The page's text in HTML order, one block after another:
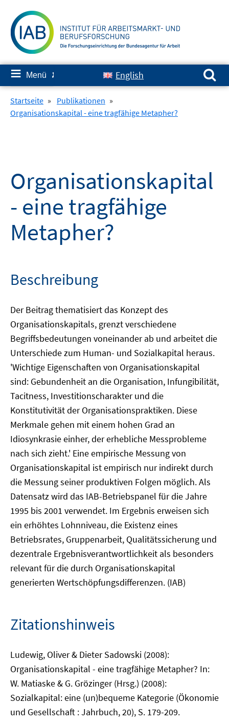
zum
Inhalt
≡ Menü ✘ English
Suchen nach:
Startseite » Publikationen »
Organisationskapital - eine tragfähige Metapher?
Organisationskapital
- eine tragfähige
Metapher?
Beschreibung
Der Beitrag thematisiert das Konzept des
Organisationskapitals, grenzt verschiedene
Begriffsbedeutungen voneinander ab und arbeitet die
Unterschiede zum Human- und Sozialkapital heraus.
'Wichtige Eigenschaften von Organisationskapital
sind: Gebundenheit an die Organisation, Infungibilität,
Tacitness, Investitionscharakter und die
Konstitutivität der Organisationspraktiken. Diese
Merkmale gehen mit einem hohen Grad an
Idiosynkrasie einher, der erhebliche Messprobleme
nach sich zieht.' Eine empirische Messung von
Organisationskapital ist empirisch nur indirekt durch
die Messung seiner produktiven Folgen möglich. Als
Datensatz wird das IAB-Betriebspanel für die Jahre
1995 bis 2001 verwendet. Im Ergebnis erweisen sich
ein erhöhtes Lohnniveau, die Existenz eines
Betriebsrates, Gruppenarbeit, Qualitätssicherung und
dezentrale Ergebnisverantwortlichkeit als besonders
relevant für die durch Organisationskapital
generierten Wertschöpfungsdifferenzen. (IAB)
Zitationshinweis
Ludewig, Oliver & Dieter Sadowski (2008):
Organisationskapital - eine tragfähige Metapher? In:
W. Matiaske & G. Grözinger (Hrsg.) (2008):
Sozialkapital: eine (un)bequeme Kategorie (Ökonomie
und Gesellschaft : Jahrbuch, 20), S. 179-209.